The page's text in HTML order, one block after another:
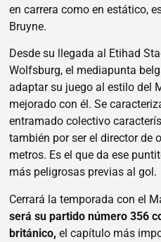
en carrera como en estático,
Bruyne.
Desde su llegada al Etihad
Wolfsburg, el mediapunta
adaptar su juego al estilo del
mejorado con él. Se
entramado colectivo
también por ser el director de
metros. Es el que da ese
más peligrosas previas al gol.
Cerrará la temporada con el
será su partido número 356
británico, el capítulo más